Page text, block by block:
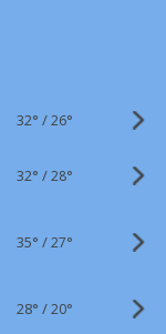
32° /26°
32° /28°
35° /27°
28° /20°